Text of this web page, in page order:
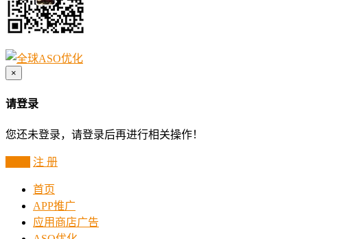
×
请登录
您还未登录，请登录后再进行相关操作！
注 册
首页
APP推广
应用商店广告